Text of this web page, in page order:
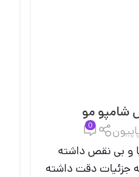
شامپو مو
0
و بی نقص داشته
به جزئیات دقت داشته